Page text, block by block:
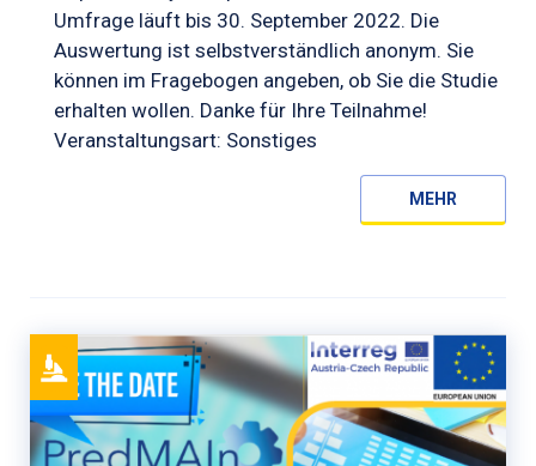
Umfrage läuft bis 30. September 2022. Die
Auswertung ist selbstverständlich anonym. Sie
können im Fragebogen angeben, ob Sie die Studie
erhalten wollen. Danke für Ihre Teilnahme!
Veranstaltungsart: Sonstiges
MEHR